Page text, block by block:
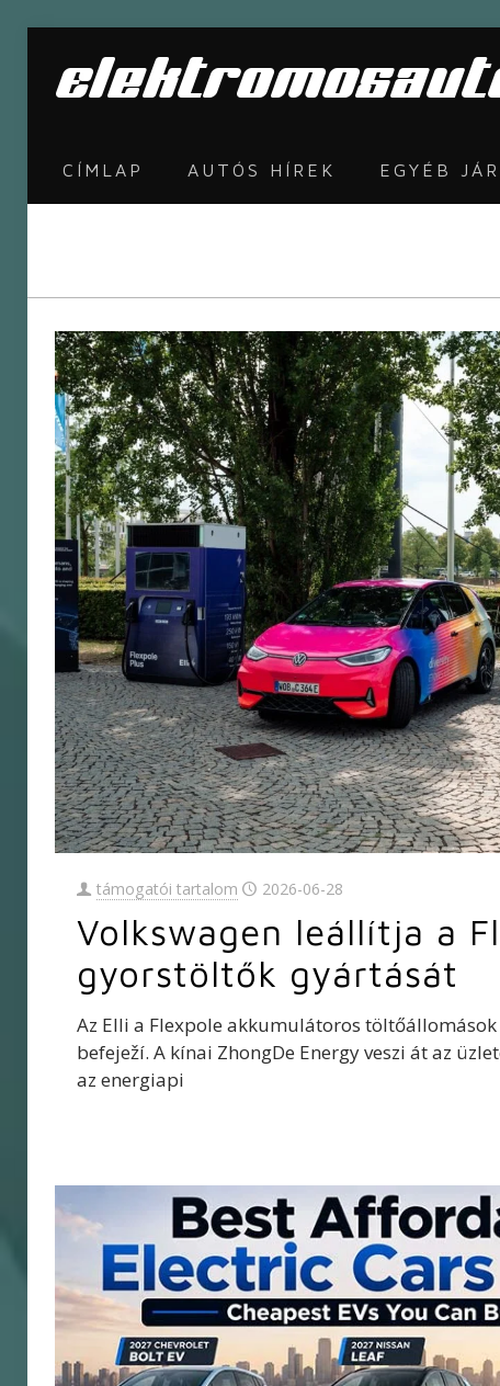
CÍMLAP AUTÓS HÍREK EGYÉB
támogatói tartalom 2026-06-28
Volkswagen leállítja a
gyorstöltők gyártását
Az Elli a Flexpole akkumulátoros
befeježí. A kínai ZhongDe Energy veszi át az
az energiapi